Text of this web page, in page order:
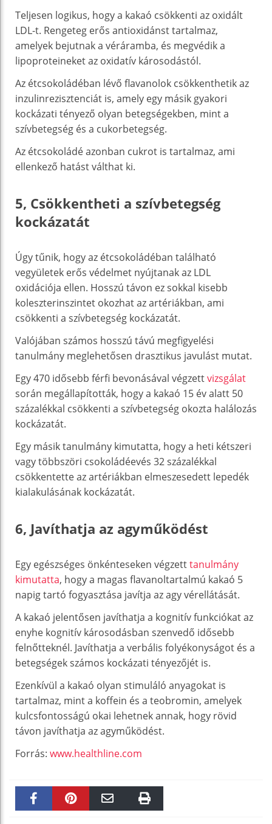
Teljesen logikus, hogy a kakaó csökkenti az oxidált
LDL-t. Rengeteg erős antioxidánst tartalmaz,
amelyek bejutnak a véráramba, és megvédik a
lipoproteineket az oxidatív károsodástól.
Az étcsokoládéban lévő flavanolok csökkenthetik az
inzulinrezisztenciát is, amely egy másik gyakori
kockázati tényező olyan betegségekben, mint a
szívbetegség és a cukorbetegség.
Az étcsokoládé azonban cukrot is tartalmaz, ami
ellenkező hatást válthat ki.
5, Csökkentheti a szívbetegség
kockázatát
Úgy tűnik, hogy az étcsokoládéban található
vegyületek erős védelmet nyújtanak az LDL
oxidációja ellen. Hosszú távon ez sokkal kisebb
koleszterinszintet okozhat az artériákban, ami
csökkenti a szívbetegség kockázatát.
Valójában számos hosszú távú megfigyelési
tanulmány meglehetősen drasztikus javulást mutat.
Egy 470 idősebb férfi bevonásával végzettvizsgálat
során megállapították, hogy a kakaó 15 év alatt 50
százalékkal csökkenti a szívbetegség okozta halálozás
kockázatát.
Egy másik tanulmány kimutatta, hogy a heti kétszeri
vagy többszöri csokoládéevés 32 százalékkal
csökkentette az artériákban elmeszesedett lepedék
kialakulásának kockázatát.
6, Javíthatja az agyműködést
Egy egészséges önkénteseken végzetttanulmány
kimutatta, hogy a magas flavanoltartalmú kakaó 5
napig tartó fogyasztása javítja az agy vérellátását.
A kakaó jelentősen javíthatja a kognitív funkciókat az
enyhe kognitív károsodásban szenvedő idősebb
felnőtteknél. Javíthatja a verbális folyékonyságot és a
betegségek számos kockázati tényezőjét is.
Ezenkívül a kakaó olyan stimuláló anyagokat is
tartalmaz, mint a koffein és a teobromin, amelyek
kulcsfontosságú okai lehetnek annak, hogy rövid
távon javíthatja az agyműködést.
Forrás: www.healthline.com